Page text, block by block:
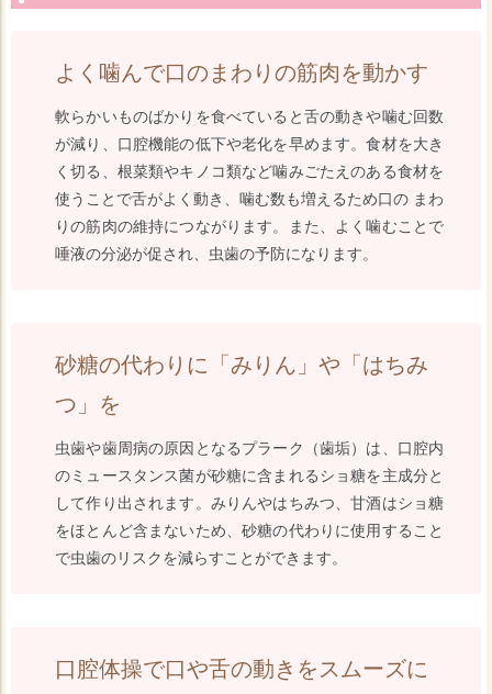
よく噛んで口のまわりの筋肉を動かす
軟らかいものばかりを食べていると舌の動きや噛む回数
が減り、口腔機能の低下や老化を早めます。食材を大き
く切る、根菜類やキノコ類など噛みごたえのある食材を
使うことで舌がよく動き、噛む数も増えるため口の まわ
りの筋肉の維持につながります。また、よく噛むことで
唾液の分泌が促され、虫歯の予防になります。
砂糖の代わりに「みりん」や「はちみ
つ」を
虫歯や歯周病の原因となるプラーク（歯垢）は、口腔内
のミュースタンス菌が砂糖に含まれるショ糖を主成分と
して作り出されます。みりんやはちみつ、甘酒はショ糖
をほとんど含まないため、砂糖の代わりに使用すること
で虫歯のリスクを減らすことができます。
口腔体操で口や舌の動きをスムーズに